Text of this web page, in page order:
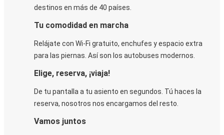
destinos en más de 40 países.
Tu comodidad en marcha
Relájate con Wi-Fi gratuito, enchufes y espacio extra
para las piernas. Así son los autobuses modernos.
Elige, reserva, ¡viaja!
De tu pantalla a tu asiento en segundos. Tú haces la
reserva, nosotros nos encargamos del resto.
Vamos juntos